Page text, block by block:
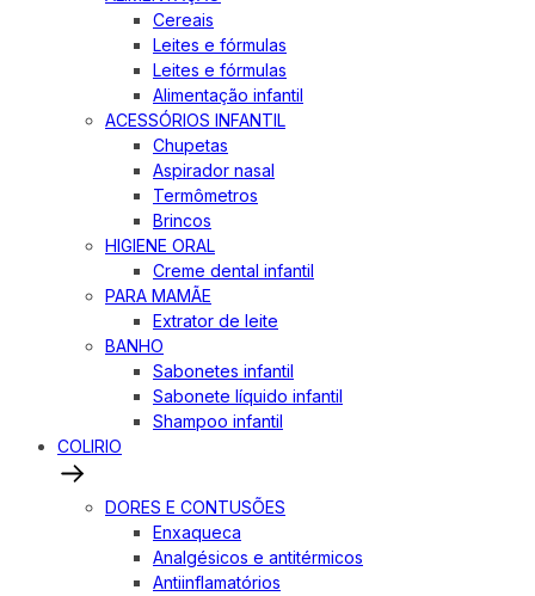
Cereais
Leites e fórmulas
Leites e fórmulas
Alimentação infantil
ACESSÓRIOS INFANTIL
Chupetas
Aspirador nasal
Termômetros
Brincos
HIGIENE ORAL
Creme dental infantil
PARA MAMÃE
Extrator de leite
BANHO
Sabonetes infantil
Sabonete líquido infantil
Shampoo infantil
COLIRIO
DORES E CONTUSÕES
Enxaqueca
Analgésicos e antitérmicos
Antiinflamatórios